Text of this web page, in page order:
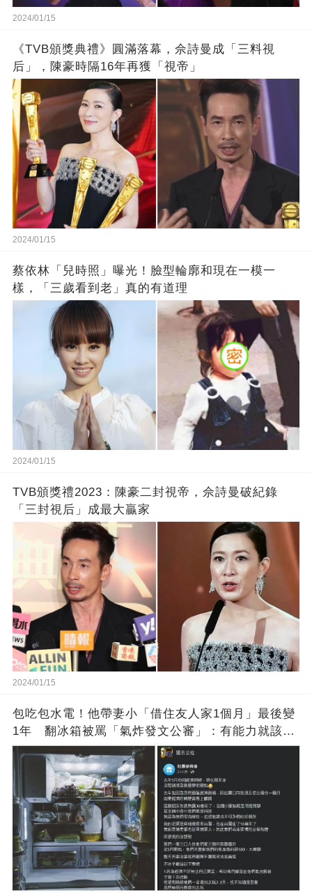
2024/01/15
《TVB頒獎典禮》圓滿落幕，佘詩曼成「三料視
后」，陳豪時隔16年再獲「視帝」
2024/01/15
蔡依林「兒時照」曝光！臉型輪廓和現在一模一
樣，「三歲看到老」真的有道理
2024/01/15
TVB頒獎禮2023：陳豪二封視帝，佘詩曼破紀錄
「三封視后」成最大贏家
2024/01/15
包吃包水電！他帶妻小「借住友人家1個月」最後變
1年 翻冰箱被罵「氣炸發文公審」：有能力就該大
方